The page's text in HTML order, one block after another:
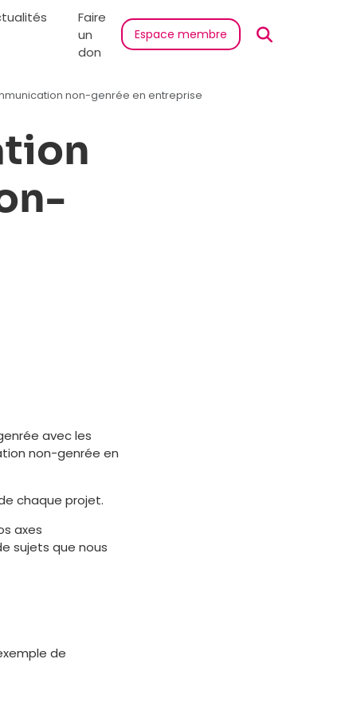
Faire
un
don
Espace membre
non-genrée en entreprise
avec les
non-genrée en
chaque projet.
axes
sujets que nous
de